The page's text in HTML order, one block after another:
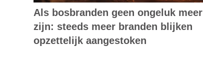
Als bosbranden geen ongeluk meer
zijn: steeds meer branden blijken
opzettelijk aangestoken